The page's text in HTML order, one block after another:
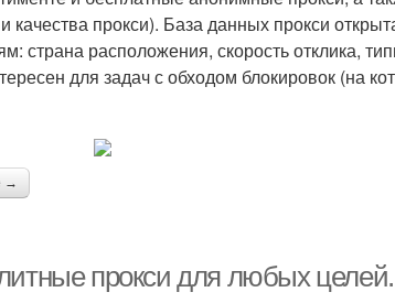
качества прокси). База данных прокси
страна расположения, скорость отклика,
для задач с обходом блокировок (на
→
прокси для любых